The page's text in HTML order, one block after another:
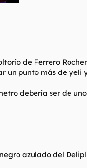
de Ferrero
un punto más de yeli
debería ser de
azulado del